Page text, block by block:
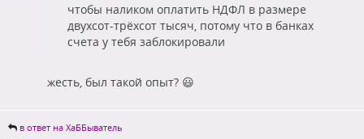
чтобы наликом оплатить НДФЛ в размере
двухсот-трёхсот тысяч, потому что в банках
счета у тебя заблокировали
жесть, был такой опыт? 😃
в ответ на ХаББыватель